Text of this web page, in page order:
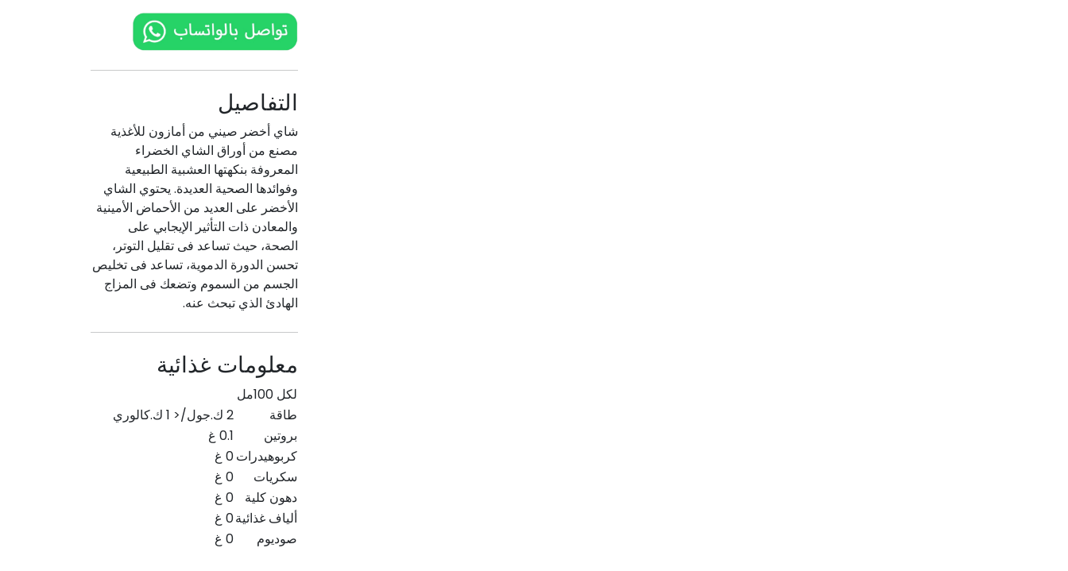
التفاصيل
شاي أخضر صيني من أمازون للأغذية
مصنع من أوراق الشاي الخضراء
المعروفة بنكهتها العشبية الطبيعية
وفوائدها الصحية العديدة. يحتوي الشاي
الأخضر على العديد من الأحماض الأمينية
والمعادن ذات التأثير الإيجابي على
الصحة، حيث تساعد فى تقليل التوتر،
تحسن الدورة الدموية، تساعد فى تخليص
الجسم من السموم وتضعك فى المزاج
الهادئ الذي تبحث عنه.
معلومات غذائية
لكل 100مل
طاقة
2 ك.جول/< 1 ك.كالوري
بروتين
0.1 غ
كربوهيدرات0 غ
سكريات
0 غ
دهون كلية
0 غ
ألياف غذائية0 غ
صوديوم
0 غ